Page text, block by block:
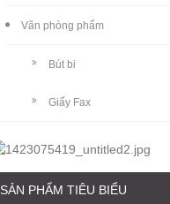
Văn phòng phẩm
Bút bi
Giấy Fax
SẢN PHẨM TIÊU BIỂU